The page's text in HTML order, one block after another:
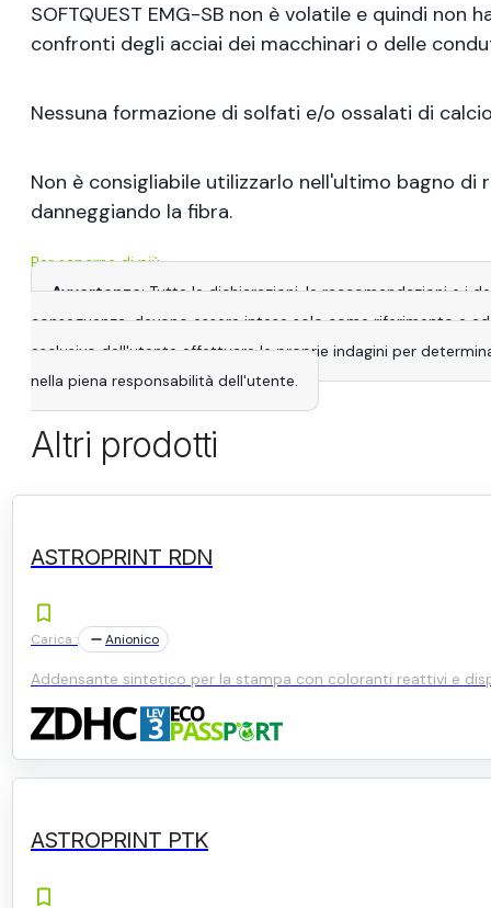
SOFTQUEST EMG-SB non è volatile e quindi
confronti degli acciai dei macchinari o delle
Nessuna formazione di solfati e/o ossalati di
Non è consigliabile utilizzarlo nell'ultimo bagno
danneggiando la fibra.
Per saperne di più
Avvertenze: Tutte le dichiarazioni, le raccomandazioni e i
conseguenza, devono essere intese solo come riferimento e
esclusivo dell'utente effettuare le proprie indagini per
nella piena responsabilità dell'utente.
Altri prodotti
ASTROPRINT RDN
Carica : Anionico
Addensante sintetico per la stampa con coloranti reattivi e
ASTROPRINT PTK